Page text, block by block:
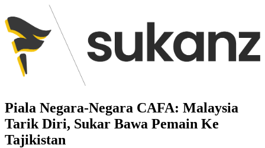
Piala Negara-Negara CAFA: Malaysia
Tarik Diri, Sukar Bawa Pemain Ke
Tajikistan